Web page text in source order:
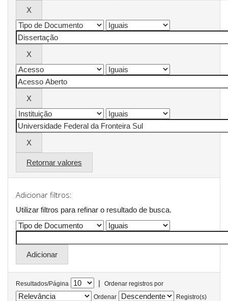
Retornar valores
Adicionar filtros:
Utilizar filtros para refinar o resultado de busca.
Resultados/Página |
Ordenar registros por
Ordenar
Registro(s)